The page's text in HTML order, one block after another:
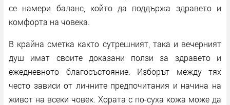
се намери баланс, който да поддържа здравето и
комфорта на човека.
В крайна сметка както сутрешният, така и вечерният
душ имат своите доказани ползи за здравето и
ежедневното благосъстояние. Изборът между тях
често зависи от личните предпочитания и начина на
живот на всеки човек. Хората с по-суха кожа може да